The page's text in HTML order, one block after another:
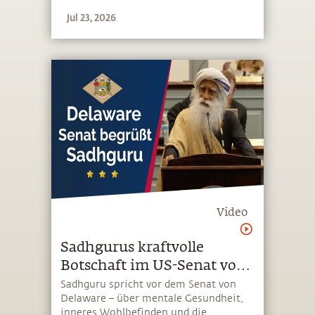
Jul 23, 2026
Video
Sadhgurus kraftvolle
Botschaft im US-Senat von
Delaware
Sadhguru spricht vor dem Senat von
Delaware – über mentale Gesundheit,
inneres Wohlbefinden und die